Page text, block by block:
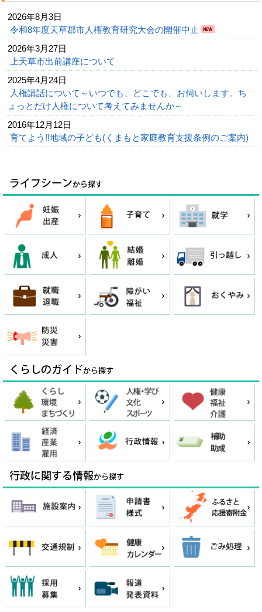
2026年8月3日
令和8年度天草郡市人権教育研究大会の開催中止
2026年3月27日
上天草市出前講座について
2025年4月24日
人権講話について～いつでも、どこでも、お伺いします。ち
ょっとだけ人権について考えてみませんか～
2016年12月12日
育てよう!!地域の子ども(くまもと家庭教育支援条例のご案内)